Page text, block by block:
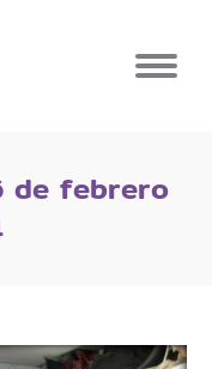
de febrero